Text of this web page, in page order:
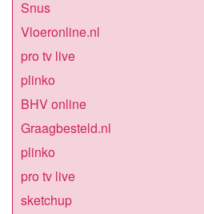
Snus
Vloeronline.nl
pro tv live
plinko
BHV online
Graagbesteld.nl
plinko
pro tv live
sketchup